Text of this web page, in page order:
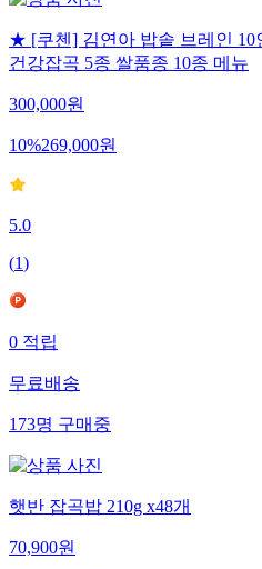
★ [쿠첸] 김연아 밥솥 브레인 10
건강잡곡 5종 쌀품종 10종 메뉴
300,000원
10%269,000원
5.0
(1)
0적립
무료배송
173명구매중
햇반 잡곡밥 210g x48개
70,900원